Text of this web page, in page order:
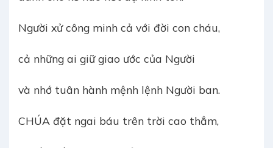
Người xử công minh cả với đời con cháu,
cả những ai giữ giao ước của Người
và nhớ tuân hành mệnh lệnh Người ban.
CHÚA đặt ngai báu trên trời cao thẳm,